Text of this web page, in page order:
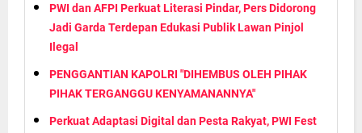
PWI dan AFPI Perkuat Literasi Pindar, Pers Didorong
Jadi Garda Terdepan Edukasi Publik Lawan Pinjol
Ilegal
PENGGANTIAN KAPOLRI "DIHEMBUS OLEH PIHAK
PIHAK TERGANGGU KENYAMANANNYA"
Perkuat Adaptasi Digital dan Pesta Rakyat, PWI Fest